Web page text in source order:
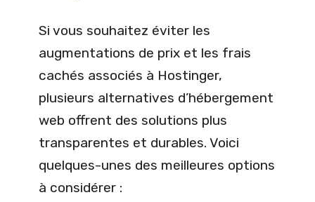
Si vous souhaitez éviter les
augmentations de prix et les frais
cachés associés à Hostinger,
plusieurs alternatives d’hébergement
web offrent des solutions plus
transparentes et durables. Voici
quelques-unes des meilleures options
à considérer :